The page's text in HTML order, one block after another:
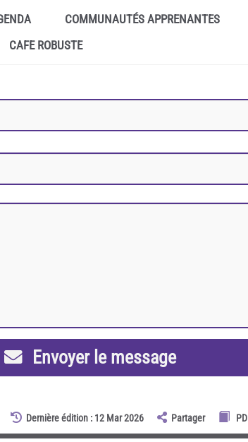
COMMUNAUTÉS APPRENANTES
CAFE ROBUSTE
Envoyer le message
Dernière édition : 12 Mar 2026 Partager